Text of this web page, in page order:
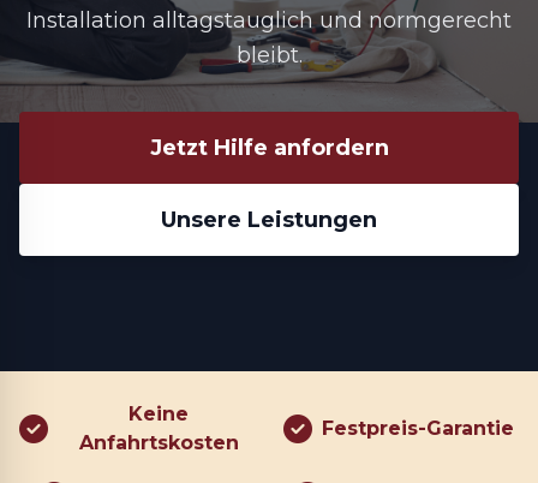
Installation alltagstauglich und normgerecht
bleibt.
Jetzt Hilfe anfordern
Unsere Leistungen
Keine
Anfahrtskosten
Festpreis-Garantie